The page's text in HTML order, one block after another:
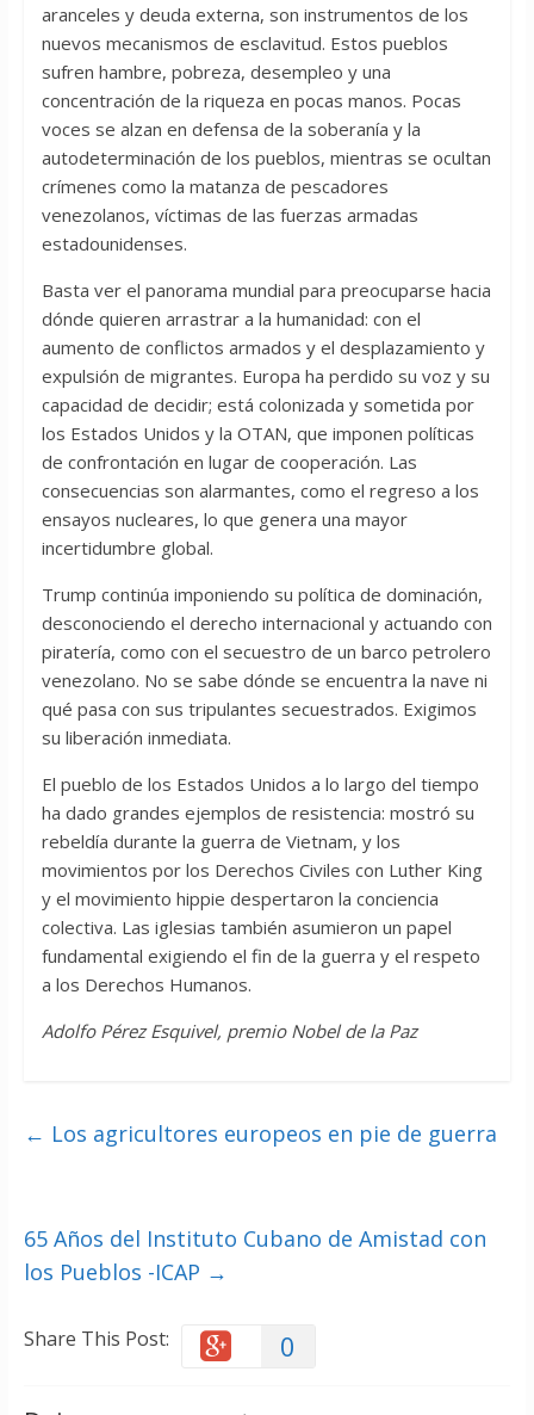
aranceles y deuda externa, son instrumentos de los
nuevos mecanismos de esclavitud. Estos pueblos
sufren hambre, pobreza, desempleo y una
concentración de la riqueza en pocas manos. Pocas
voces se alzan en defensa de la soberanía y la
autodeterminación de los pueblos, mientras se ocultan
crímenes como la matanza de pescadores
venezolanos, víctimas de las fuerzas armadas
estadounidenses.
Basta ver el panorama mundial para preocuparse hacia
dónde quieren arrastrar a la humanidad: con el
aumento de conflictos armados y el desplazamiento y
expulsión de migrantes. Europa ha perdido su voz y su
capacidad de decidir; está colonizada y sometida por
los Estados Unidos y la OTAN, que imponen políticas
de confrontación en lugar de cooperación. Las
consecuencias son alarmantes, como el regreso a los
ensayos nucleares, lo que genera una mayor
incertidumbre global.
Trump continúa imponiendo su política de dominación,
desconociendo el derecho internacional y actuando con
piratería, como con el secuestro de un barco petrolero
venezolano. No se sabe dónde se encuentra la nave ni
qué pasa con sus tripulantes secuestrados. Exigimos
su liberación inmediata.
El pueblo de los Estados Unidos a lo largo del tiempo
ha dado grandes ejemplos de resistencia: mostró su
rebeldía durante la guerra de Vietnam, y los
movimientos por los Derechos Civiles con Luther King
y el movimiento hippie despertaron la conciencia
colectiva. Las iglesias también asumieron un papel
fundamental exigiendo el fin de la guerra y el respeto
a los Derechos Humanos.
Adolfo Pérez Esquivel, premio Nobel de la Paz
← Los agricultores europeos en pie de guerra
65 Años del Instituto Cubano de Amistad con
los Pueblos -ICAP →
Share This Post: 0